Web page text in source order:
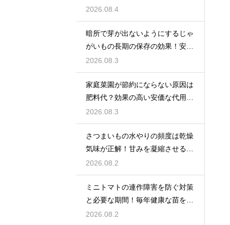
大収穫
2026.08.4
暗所で芽が出ないようにするじゃ
がいもの長期の保存の効果！安全
に食べ切る
2026.08.3
家庭菜園が節約にならない原因は
肥料代？効果の高い安価な代用品
を活用する
2026.08.3
さつまいもの水やりの頻度は乾燥
気味が正解！甘みを凝縮させる管
理法
2026.08.2
ミニトマトの連作障害を防ぐ対策
と必要な期間！毎年健康な苗を育
てる
2026.08.2